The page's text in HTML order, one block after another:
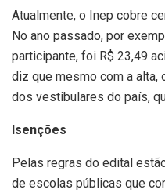
Atualmente, o Inep cobre
No ano passado, por
participante, foi R$ 23,49
diz que mesmo com a alta,
dos vestibulares do país,
Isenções
Pelas regras do edital
de escolas públicas que